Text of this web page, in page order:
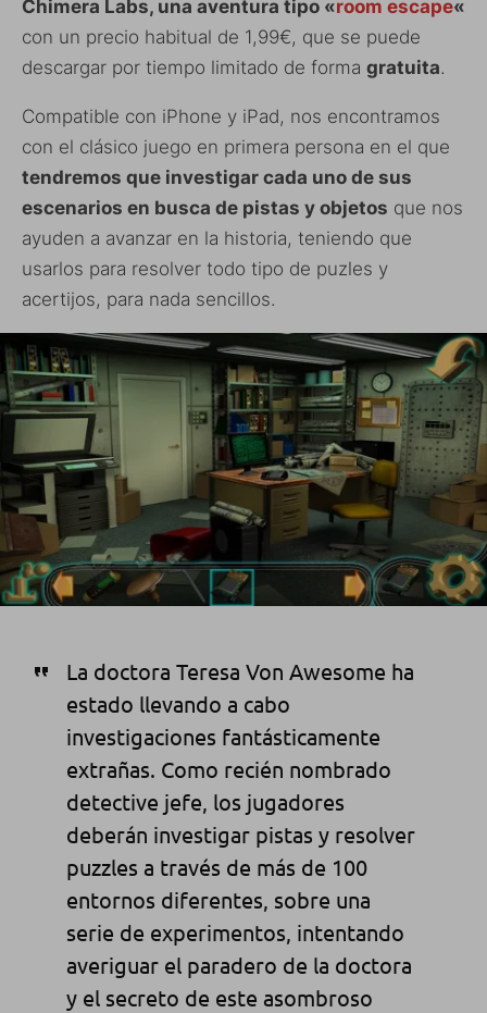
Chimera Labs, una aventura tipo «room escape«
con un precio habitual de 1,99€, que se puede
descargar por tiempo limitado de forma gratuita.
Compatible con iPhone y iPad, nos encontramos
con el clásico juego en primera persona en el que
tendremos que investigar cada uno de sus
escenarios en busca de pistas y objetos que nos
ayuden a avanzar en la historia, teniendo que
usarlos para resolver todo tipo de puzles y
acertijos, para nada sencillos.
La doctora Teresa Von Awesome ha
estado llevando a cabo
investigaciones fantásticamente
extrañas. Como recién nombrado
detective jefe, los jugadores
deberán investigar pistas y resolver
puzzles a través de más de 100
entornos diferentes, sobre una
serie de experimentos, intentando
averiguar el paradero de la doctora
y el secreto de este asombroso